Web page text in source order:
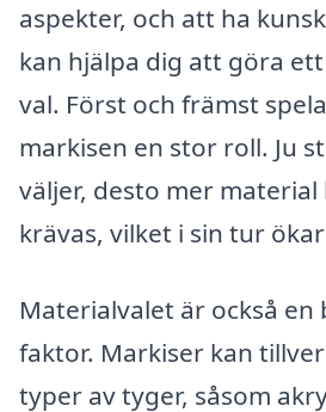
aspekter, och att ha
kan hjälpa dig att göra
val. Först och främst
markisen en stor roll. Ju
väljer, desto mer
krävas, vilket i sin tur
Materialvalet är också en
faktor. Markiser kan
typer av tyger, såsom